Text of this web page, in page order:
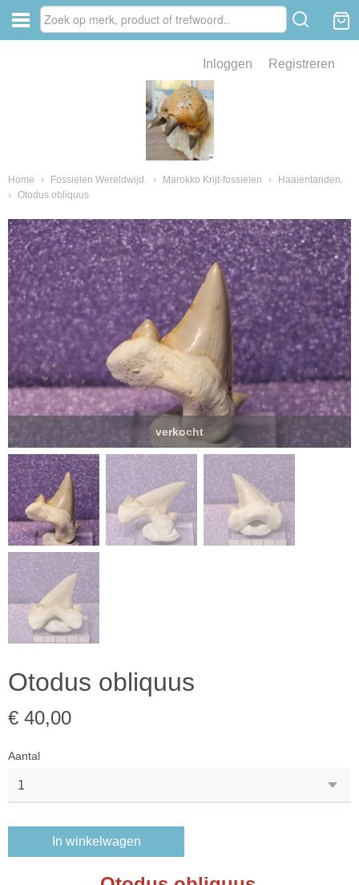
Inloggen Registreren
Home › Fossielen Wereldwijd. › Marokko Krijt-fossielen ›
Haaientanden.
› Otodus obliquus
verkocht
Otodus obliquus
€ 40,00
Aantal
In winkelwagen
van fossielen en mineralen